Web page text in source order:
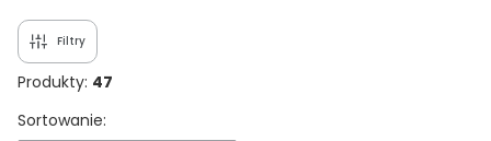
Filtry
Produkty: 47
Lista produktów
Sortowanie: